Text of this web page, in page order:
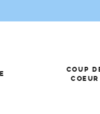
COUP
COEUR